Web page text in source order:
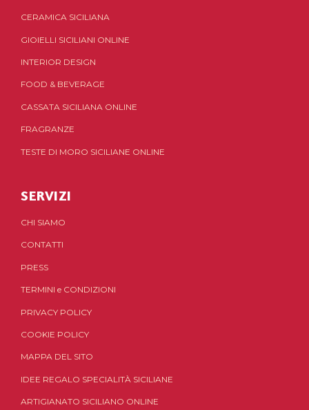
CERAMICA SICILIANA
GIOIELLI SICILIANI ONLINE
INTERIOR DESIGN
FOOD & BEVERAGE
CASSATA SICILIANA ONLINE
FRAGRANZE
TESTE DI MORO SICILIANE ONLINE
SERVIZI
CHI SIAMO
CONTATTI
PRESS
TERMINI e CONDIZIONI
PRIVACY POLICY
COOKIE POLICY
MAPPA DEL SITO
IDEE REGALO SPECIALITÀ SICILIANE
ARTIGIANATO SICILIANO ONLINE